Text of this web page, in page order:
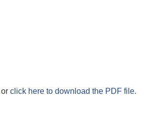
or click here to download the PDF file.